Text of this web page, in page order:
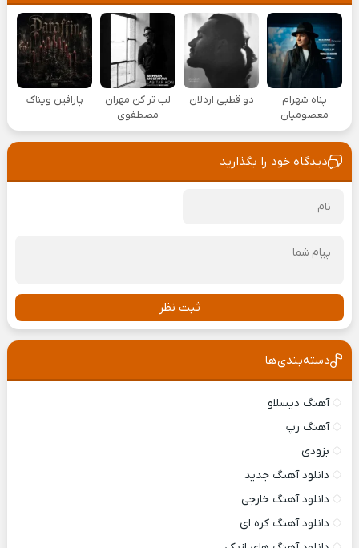
پناه شهرام
معصومیان
دو قطبی اردلان
لب تر کن مهران
مصطفوی
پارافین ویناک
دیدگاه خود را بگذارید
ثبت نظر
دسته‌بندی‌ها
آهنگ دیسلاو
آهنگ رپ
بزودی
دانلود آهنگ جدید
دانلود آهنگ خارجی
دانلود آهنگ کره ای